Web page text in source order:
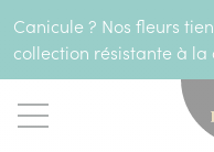
Canicule ? Nos fleurs
collection résistante à la